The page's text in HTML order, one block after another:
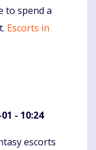
to spend a
Escorts in
- 10:24
escorts